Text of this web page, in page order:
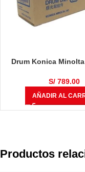
Drum Konica
C364, C454, C554,
S/789.00
AÑADIR AL
Productos